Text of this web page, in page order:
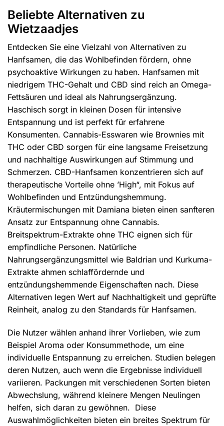
Beliebte Alternativen zu
Wietzaadjes
Entdecken Sie eine Vielzahl von Alternativen zu
Hanfsamen, die das Wohlbefinden fördern, ohne
psychoaktive Wirkungen zu haben. Hanfsamen mit
niedrigem THC-Gehalt und CBD sind reich an Omega-
Fettsäuren und ideal als Nahrungsergänzung.
Haschisch sorgt in kleinen Dosen für intensive
Entspannung und ist perfekt für erfahrene
Konsumenten. Cannabis-Esswaren wie Brownies mit
THC oder CBD sorgen für eine langsame Freisetzung
und nachhaltige Auswirkungen auf Stimmung und
Schmerzen. CBD-Hanfsamen konzentrieren sich auf
therapeutische Vorteile ohne ’High“, mit Fokus auf
Wohlbefinden und Entzündungshemmung.
Kräutermischungen mit Damiana bieten einen sanfteren
Ansatz zur Entspannung ohne Cannabis.
Breitspektrum-Extrakte ohne THC eignen sich für
empfindliche Personen. Natürliche
Nahrungsergänzungsmittel wie Baldrian und Kurkuma-
Extrakte ahmen schlaffördernde und
entzündungshemmende Eigenschaften nach. Diese
Alternativen legen Wert auf Nachhaltigkeit und geprüfte
Reinheit, analog zu den Standards für Hanfsamen.
Die Nutzer wählen anhand ihrer Vorlieben, wie zum
Beispiel Aroma oder Konsummethode, um eine
individuelle Entspannung zu erreichen. Studien belegen
deren Nutzen, auch wenn die Ergebnisse individuell
variieren. Packungen mit verschiedenen Sorten bieten
Abwechslung, während kleinere Mengen Neulingen
helfen, sich daran zu gewöhnen. Diese
Auswahlmöglichkeiten bieten ein breites Spektrum für